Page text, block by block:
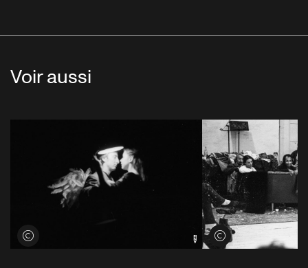
Voir aussi
Voir les crédits Voir les crédits